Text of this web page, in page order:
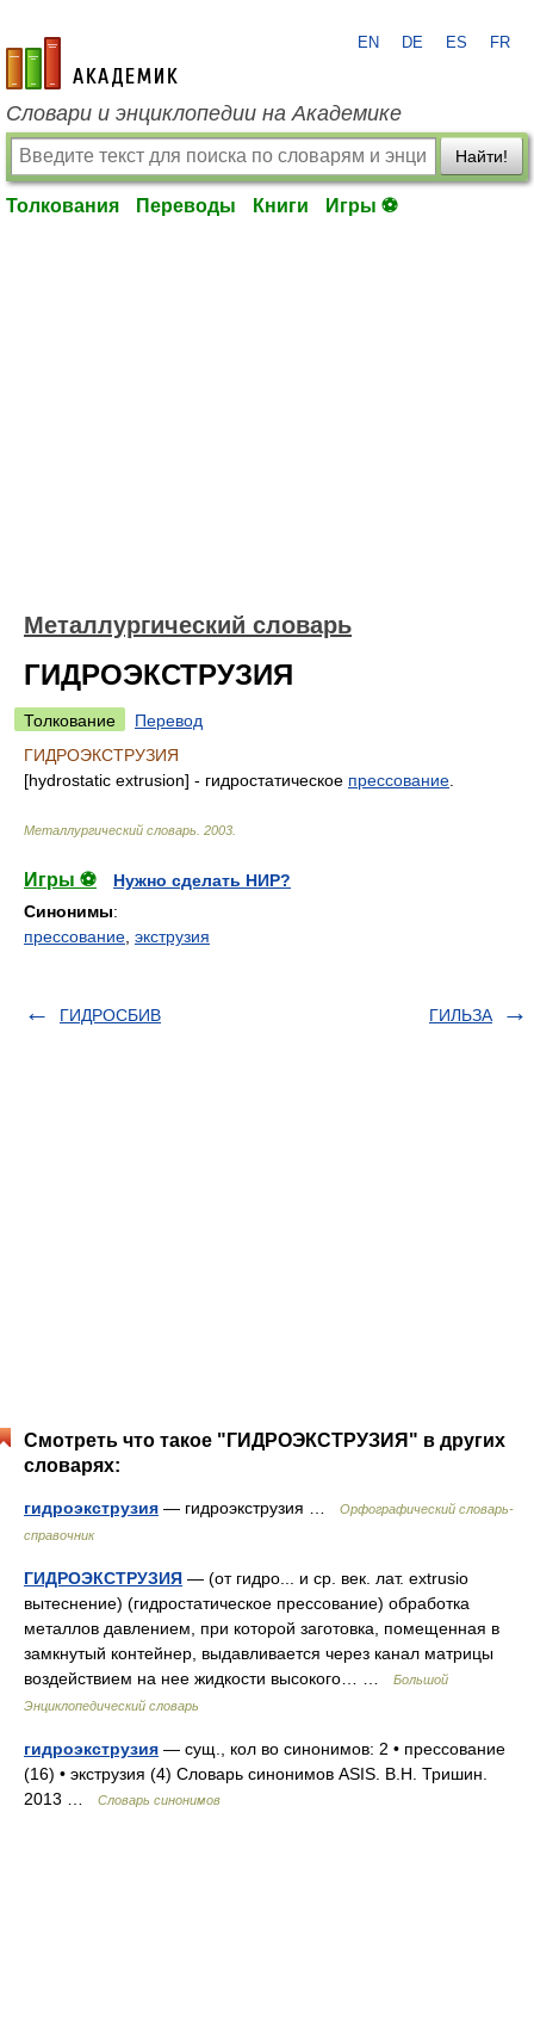
academic.ru
EN DE ES FR
Словари и энциклопедии на Академике
Найти!
Толкования Переводы Книги Игры ⚽
Металлургический словарь
ГИДРОЭКСТРУЗИЯ
Толкование
Перевод
ГИДРОЭКСТРУЗИЯ
[hydrostatic extrusion] - гидростатическое прессование
Металлургический словарь 2003
Игры ⚽
Нужно сделать НИР?
Синонимы:
прессование экструзия
ГИДРОСБИВ ГИЛЬЗА
Смотреть что такое "ГИДРОЭКСТРУЗИЯ" в других
словарях:
гидроэкструзия — гидроэкструзия …
Орфографический словарь-
справочник
ГИДРОЭКСТРУЗИЯ — (от гидро... и ср. век. лат. extrusio
вытеснение) (гидростатическое прессование) обработка
металлов давлением, при которой заготовка, помещенная в
замкнутый контейнер, выдавливается через канал матрицы
воздействием на нее жидкости высокого… …
Большой
Энциклопедический словарь
гидроэкструзия — сущ., кол во синонимов: 2 • прессование
(16) • экструзия (4) Словарь синонимов ASIS. В.Н. Тришин.
2013 …
Словарь синонимов